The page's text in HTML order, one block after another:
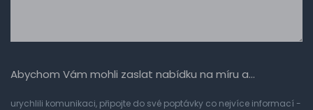
Abychom Vám mohli zaslat nabídku na míru a…
urychlili komunikaci, připojte do své poptávky co nejvíce informací -